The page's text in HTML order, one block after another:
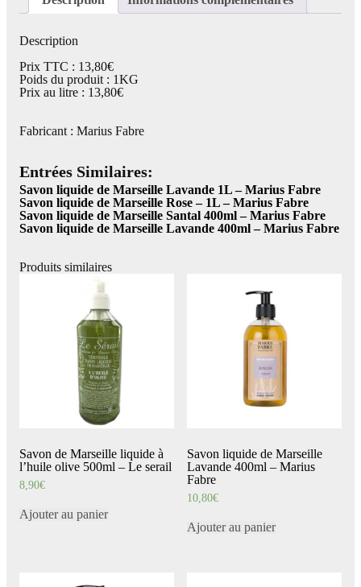
Description
Prix TTC : 13,80€
Poids du produit : 1KG
Prix au litre : 13,80€
Fabricant : Marius Fabre
Entrées Similaires:
Savon liquide de Marseille Lavande 1L – Marius Fabre
Savon liquide de Marseille Rose – 1L – Marius Fabre
Savon liquide de Marseille Santal 400ml – Marius Fabre
Savon liquide de Marseille Lavande 400ml – Marius Fabre
Produits similaires
Savon de Marseille liquide à
l’huile olive 500ml – Le serail
8,90€
Ajouter au panier
Savon liquide de Marseille
Lavande 400ml – Marius
Fabre
10,80€
Ajouter au panier